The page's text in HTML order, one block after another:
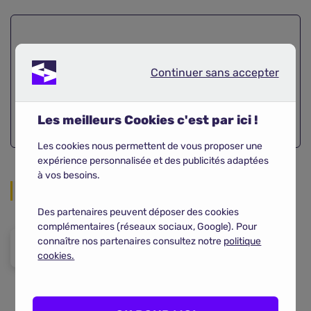
devis scooter !
Comparer
Continuer sans accepter
Les meilleurs Cookies c'est par ici !
Les cookies nous permettent de vous proposer une
expérience personnalisée et des publicités adaptées
à vos besoins.
Des partenaires peuvent déposer des cookies
complémentaires (réseaux sociaux, Google). Pour
connaître nos partenaires consultez notre politique
cookies.
Continuer sans accepter